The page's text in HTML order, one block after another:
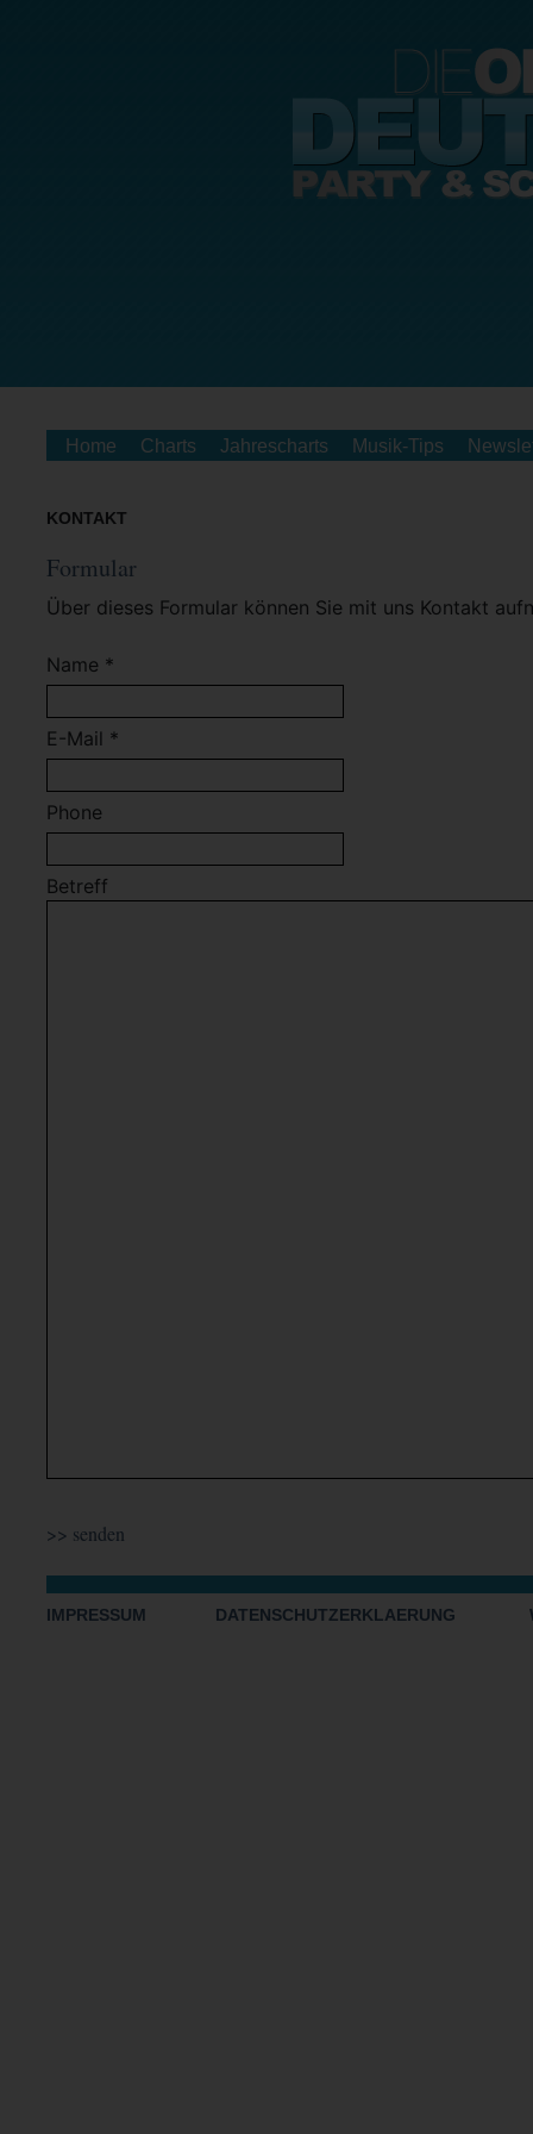
Home Charts Jahrescharts Musik-Tips
KONTAKT
Formular
Über dieses Formular können Sie mit uns Kontakt
Name *
E-Mail *
Phone
Betreff
IMPRESSUM DATENSCHUTZERKLAERUNG